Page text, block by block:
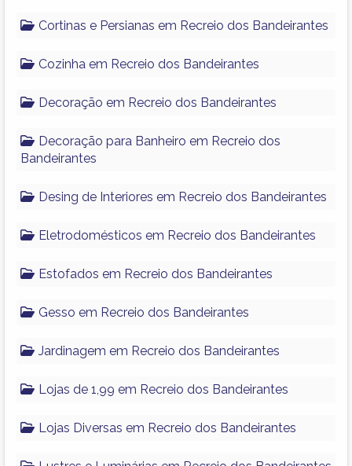
Cortinas e Persianas em Recreio dos Bandeirantes
Cozinha em Recreio dos Bandeirantes
Decoração em Recreio dos Bandeirantes
Decoração para Banheiro em Recreio dos
Bandeirantes
Desing de Interiores em Recreio dos Bandeirantes
Eletrodomésticos em Recreio dos Bandeirantes
Estofados em Recreio dos Bandeirantes
Gesso em Recreio dos Bandeirantes
Jardinagem em Recreio dos Bandeirantes
Lojas de 1,99 em Recreio dos Bandeirantes
Lojas Diversas em Recreio dos Bandeirantes